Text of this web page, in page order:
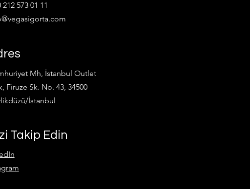
212 573 01 11
Mh, İstanbul Outlet
Firuze Sk. No. 43, 34500
İstanbul
Takip Edin